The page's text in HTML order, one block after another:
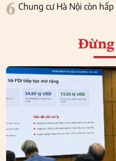
6 Chung cư Hà Nội còn
Đừng